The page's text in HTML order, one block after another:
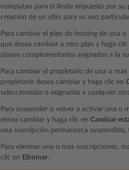
computan para el límite impuesto por su
creación de un sitio para su uso
Para cambiar el plan de hosting de una
que desea cambiar a otro plan y haga clic
planes complementarios asignados a la
Para cambiar el propietario de una o
propietario desea cambiar y haga clic en
seleccionadas o asignarlas a cualquier
Para suspender o volver a activar una o
desea cambiar y haga clic en Cambiar
una suscripción permanezca
Para eliminar una o más suscripciones,
clic en Eliminar.